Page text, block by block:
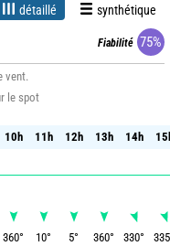
détaillé synthétique
Fiabilité 75%
vent.
le spot
10h 11h 12h 13h 14h
10h 11h 12h 13h 14h
360° 10° 5° 360° 330°
335